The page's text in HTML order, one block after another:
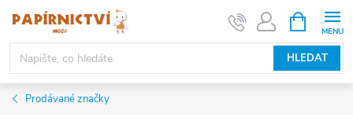
obsah
HLEDAT
NÁKUPNÍ
KOŠÍK
Prodávané značky